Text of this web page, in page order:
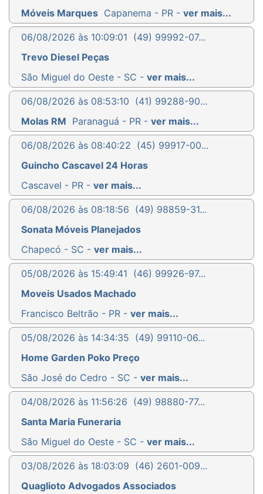
Móveis Marques Capanema - PR - ver mais...
06/08/2026 às 10:09:01 (49) 99992-07...
Trevo Diesel Peças
São Miguel do Oeste - SC - ver mais...
06/08/2026 às 08:53:10 (41) 99288-90...
Molas RM Paranaguá - PR - ver mais...
06/08/2026 às 08:40:22 (45) 99917-00...
Guincho Cascavel 24 Horas
Cascavel - PR - ver mais...
06/08/2026 às 08:18:56 (49) 98859-31...
Sonata Móveis Planejados
Chapecó - SC - ver mais...
05/08/2026 às 15:49:41 (46) 99926-97...
Moveis Usados Machado
Francisco Beltrão - PR - ver mais...
05/08/2026 às 14:34:35 (49) 99110-06...
Home Garden Poko Preço
São José do Cedro - SC - ver mais...
04/08/2026 às 11:56:26 (49) 98880-77...
Santa Maria Funeraria
São Miguel do Oeste - SC - ver mais...
03/08/2026 às 18:03:09 (46) 2601-009...
Quaglioto Advogados Associados